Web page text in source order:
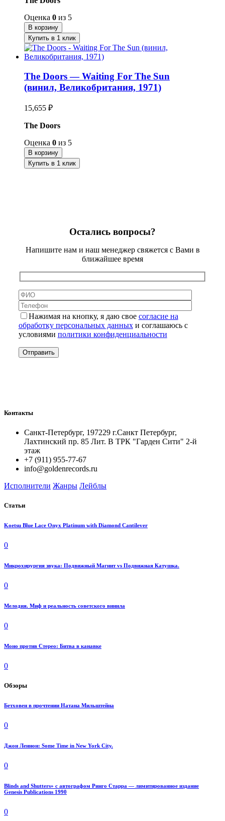
Оценка 0 из 5
В корзину
Купить в 1 клик
The Doors — Waiting For The Sun
(винил, Великобритания, 1971)
15,655 ₽
The Doors
Оценка 0 из 5
В корзину
Купить в 1 клик
Остались вопросы?
Напишите нам и наш менеджер свяжется с Вами в
ближайшее время
Нажимая на кнопку, я даю свое согласие на
обработку персональных данныхи соглашаюсь с
условиями политики конфиденциальности
Контакты
Санкт-Петербург, 197229 г.Санкт Петербург,
Лахтинский пр. 85 Лит. B ТРК "Гарден Сити" 2-й
этаж
+7 (911) 955-77-67
info@goldenrecords.ru
Исполнители Жанры Лейблы
Статьи
Koetsu Blue Lace Onyx Platinum with Diamond Cantilever
0
Микрохирургия звука: Подвижный Магнит vs Подвижная Катушка.
0
Мелодия. Миф и реальность советского винила
0
Моно против Стерео: Битва в канавке
0
Обзоры
Бетховен в прочтении Натана Мильштейна
0
Джон Леннон: Some Time in New York City.
0
Blinds and Shutters» с автографом Ринго Старра — лимитированное издание
Genesis Publications 1990
0